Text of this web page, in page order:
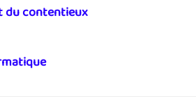
du contentieux